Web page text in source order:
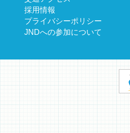
採用情報
プライバシーポリシー
JNDへの参加について